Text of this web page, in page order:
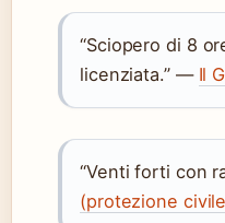
“Sciopero di 8
licenziata.” — Il
“Venti forti con
(protezione